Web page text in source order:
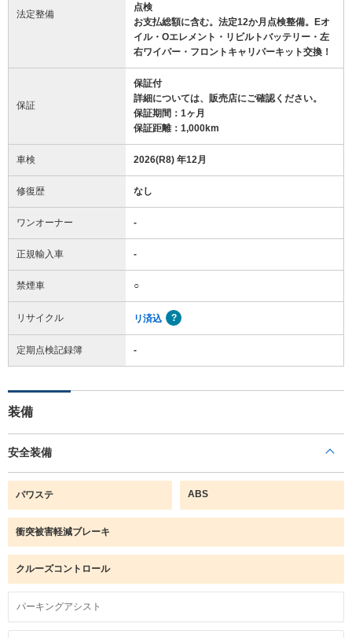
法定整備
点検
お支払総額に含む。法定12か月点検整備。Eオ
イル・Oエレメント・リビルトバッテリー・左
右ワイパー・フロントキャリパーキット交換！
保証
保証付
詳細については、販売店にご確認ください。
保証期間：1ヶ月
保証距離：1,000km
車検 2026(R8) 年12月
修復歴 なし
ワンオーナー -
正規輸入車 -
禁煙車 ○
リサイクル リ済込
定期点検記録簿 -
装備
安全装備
パワステ ABS
衝突被害軽減ブレーキ
クルーズコントロール
パーキングアシスト